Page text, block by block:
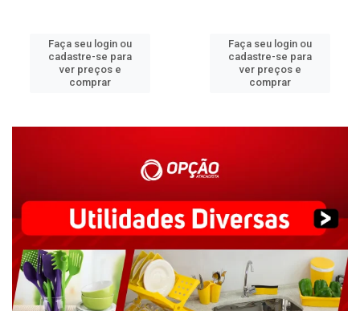
Faça seu login ou
cadastre-se para
ver preços e
comprar
Faça seu login ou
cadastre-se para
ver preços e
comprar